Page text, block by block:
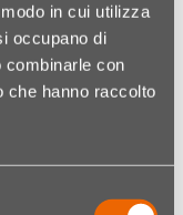
in cui utilizza
occupano di
combinarle con
che hanno raccolto